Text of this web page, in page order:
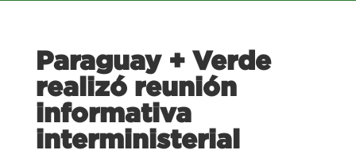
Paraguay + Verde
realizó reunión
informativa
interministerial